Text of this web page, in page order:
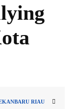
RIAU